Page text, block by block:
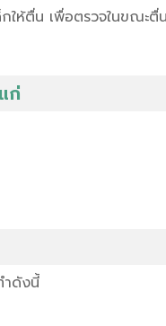
ให้ตื่น เพื่อตรวจในขณะตื่
ก่
ำดังนี้